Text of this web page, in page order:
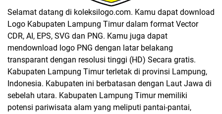
Selamat datang di koleksilogo.com. Kamu dapat download
Logo Kabupaten Lampung Timur dalam format Vector
CDR, AI, EPS, SVG dan PNG. Kamu juga dapat
mendownload logo PNG dengan latar belakang
transparant dengan resolusi tinggi (HD) Secara gratis.
Kabupaten Lampung Timur terletak di provinsi Lampung,
Indonesia. Kabupaten ini berbatasan dengan Laut Jawa di
sebelah utara. Kabupaten Lampung Timur memiliki
potensi pariwisata alam yang meliputi pantai-pantai,